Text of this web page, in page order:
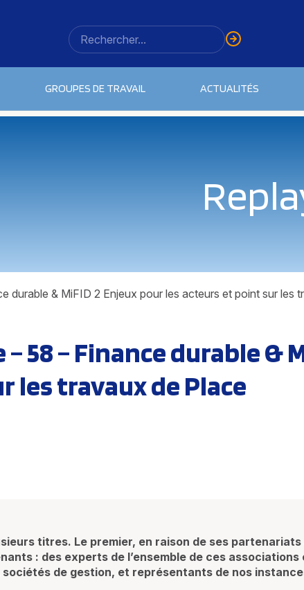
GROUPES DE TRAVAIL ACTUALITÉS
durable & MiFID 2 Enjeux pour les acteurs et point sur les
58 – Finance durable &
les travaux de Place
titres. Le premier, en raison de ses partenariats
: des experts de l’ensemble de ces
de gestion, et représentants de nos